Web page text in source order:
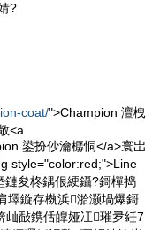
?
coat/">Champion 澶栧
<a
鍙扮仯瀹樼恫</a>寰岀
style="color:red;">Line
夋柊鍝佷綆鑷?鎶樿捣
墿鏇存槸浜湁灏堝爆鎶
屾敮鎸佸皥娅冮璀夛紝7